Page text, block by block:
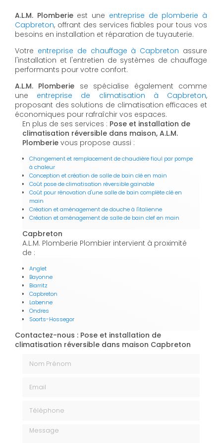
A.L.M. Plomberieest une entreprise de plomberie à
Capbreton, offrant des services fiables pour tous vos
besoins en installation et réparation de tuyauterie.
Votre entreprise de chauffage à Capbreton assure
l'installation et l'entretien de systèmes de chauffage
performants pour votre confort.
A.L.M. Plomberie se spécialise également comme
une entreprise de climatisation à Capbreton,
proposant des solutions de climatisation efficaces et
économiques pour rafraîchir vos espaces.
En plus de ses services : Pose et installation de
climatisation réversible dans maison, A.L.M.
Plomberie vous propose aussi :
Changement et remplacement de chaudière fioul par pompe
à chaleur
Conception et création de salle de bain clé en main
Coût pose de climatisation réversible gainable
Coût pour rénovation d'une salle de bain complète clé en
main
Création et aménagement de douche à l'italienne
Création et aménagement de salle de bain clef en main
Capbreton
A.L.M. Plomberie Plombier intervient à proximité
de :
Anglet
Bayonne
Biarritz
Capbreton
Labenne
Ondres
Soorts-Hossegor
Contactez-nous : Pose et installation de
climatisation réversible dans maison Capbreton
Message